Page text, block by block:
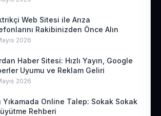
Web Sitesi ile Arıza
Rakibinizden Önce Alın
2026
Haber Sitesi: Hızlı Yayın, Google
Uyumu ve Reklam Geliri
2026
Yıkamada Online Talep: Sokak Sokak
Rehberi